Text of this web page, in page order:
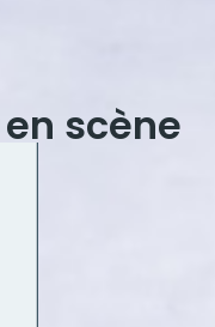
scène